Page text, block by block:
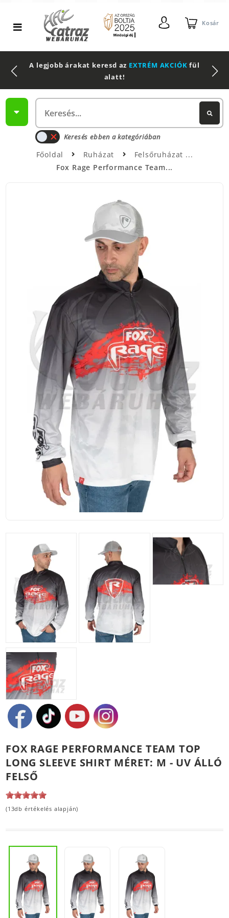
Kosár
A legjobb árakat keresd az EXTRÉM AKCIÓK fül
alatt!
Keresés ebben a kategóriában
Főoldal Ruházat
Felsőruházat
Fox Rage Performance Team...
FOX RAGE PERFORMANCE TEAM TOP
LONG SLEEVE SHIRT MÉRET: M - UV ÁLLÓ
FELSŐ
(13db értékelés alapján)